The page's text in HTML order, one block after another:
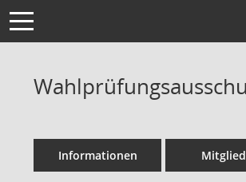
Toggle navigation
Informationen